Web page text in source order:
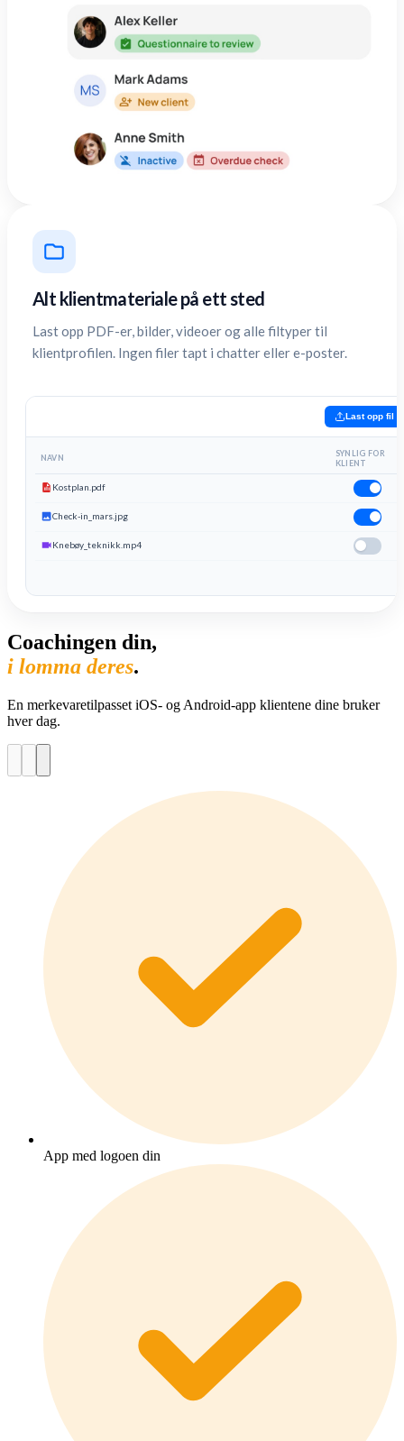
Alt klientmateriale på ett sted
Last opp PDF-er, bilder, videoer og alle filtyper til
klientprofilen. Ingen filer tapt i chatter eller e-poster.
Last opp fil
NAVN
SYNLIG FOR
KLIENT
Kostplan.pdf
Check-in_mars.jpg
Knebøy_teknikk.mp4
Coachingen din,
i lomma deres.
En merkevaretilpasset iOS- og Android-app klientene dine bruker
hver dag.
App med logoen din